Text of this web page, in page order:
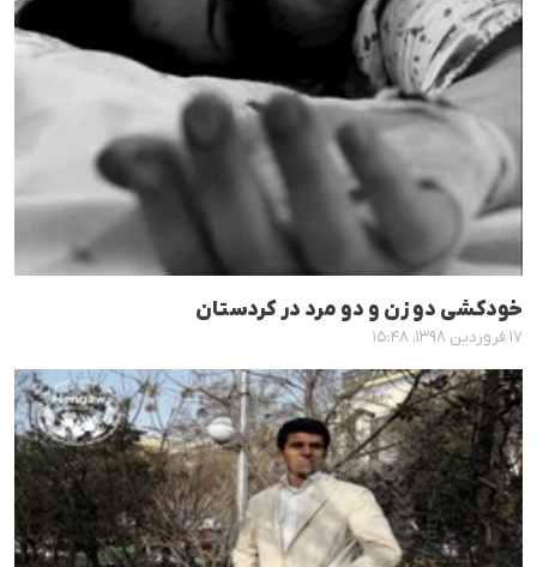
خودکشی دو زن و دو مرد در کردستان
۱۷ فروردین ۱۳۹۸، ۱۵:۴۸